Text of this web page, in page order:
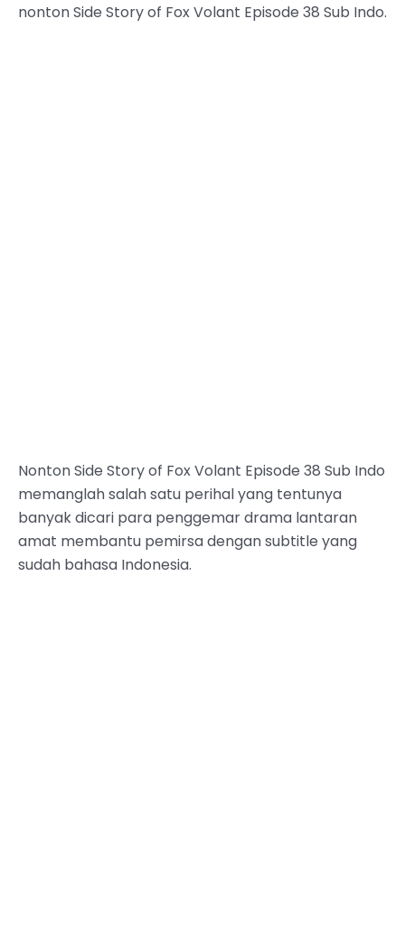
nonton Side Story of Fox Volant Episode 38 Sub Indo.
Nonton Side Story of Fox Volant Episode 38 Sub Indo
memanglah salah satu perihal yang tentunya
banyak dicari para penggemar drama lantaran
amat membantu pemirsa dengan subtitle yang
sudah bahasa Indonesia.